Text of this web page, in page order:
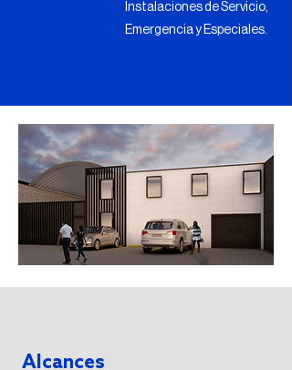
Instalaciones de Servicio,
Emergencia y Especiales.
Alcances